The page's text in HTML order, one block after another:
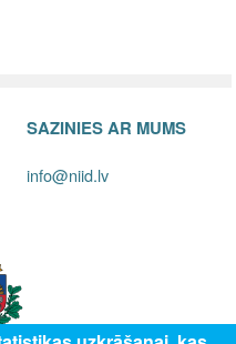
SAZINIES AR MUMS
info@niid.lv